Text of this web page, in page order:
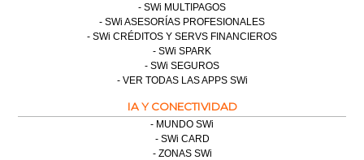
SWi MULTIPAGOS
SWi ASESORÍAS PROFESIONALES
SWi CRÉDITOS Y SERVS FINANCIEROS
SWi SPARK
SWi SEGUROS
VER TODAS LAS APPS SWi
IA Y CONECTIVIDAD
MUNDO SWi
SWi CARD
ZONAS SWi